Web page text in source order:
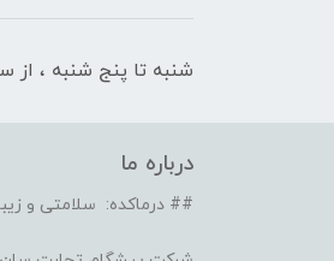
شنبه تا پنج شنبه ، از ساعت 9 الی 17 پاسخگوی
درباره ما
## درماکده: سلامتی و